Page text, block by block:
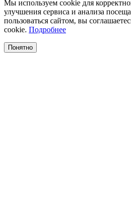
Мы используем cookie для
улучшения сервиса и анализа
пользоваться сайтом, вы
cookie. Подробнее
Понятно